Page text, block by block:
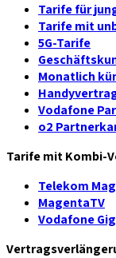
Tarife für
Tarife mit
5G-Tarife
Monatlich
Vodafone
o2
Tarife mit Kombi-
Telekom
MagentaTV
Vodafone